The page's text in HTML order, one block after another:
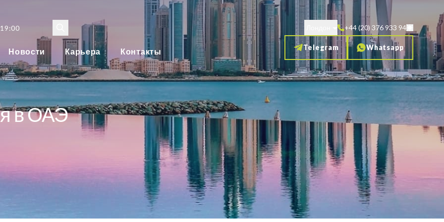
Новости Карьера Контакты
+44 (20) 376 933 94
Telegram Whatsapp
в ОАЭ